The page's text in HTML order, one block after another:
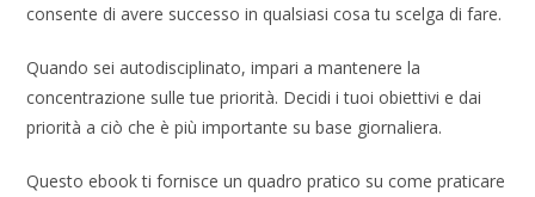
consente di avere successo in qualsiasi cosa tu scelga di fare.
Quando sei autodisciplinato, impari a mantenere la
concentrazione sulle tue priorità. Decidi i tuoi obiettivi e dai
priorità a ciò che è più importante su base giornaliera.
Questo ebook ti fornisce un quadro pratico su come praticare